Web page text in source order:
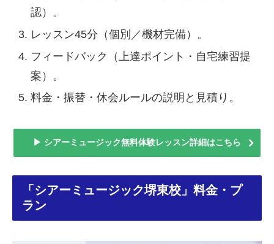
認）。
レッスン45分（個別／機材完備）。
フィードバック（上達ポイント・自宅練習提
案）。
料金・振替・休会ルールの説明と見積り。
▶ シアーミュージック無料体験レッスン詳細はこちら
「シアーミュージック堺東校」料金・プ
ラン